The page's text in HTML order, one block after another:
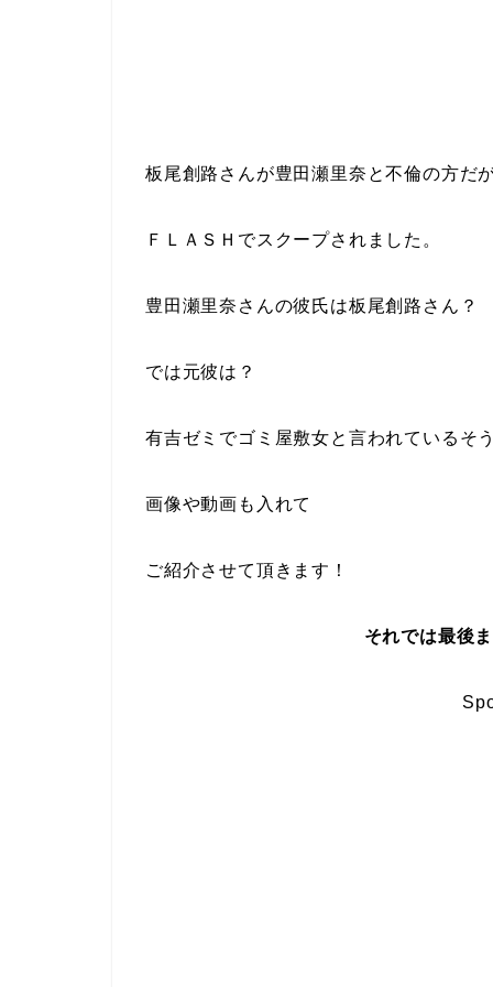
板尾創路さんが豊田瀬里奈と不倫の方だ
ＦＬＡＳＨでスクープされました。
豊田瀬里奈さんの彼氏は板尾創路さん？
では元彼は？
有吉ゼミでゴミ屋敷女と言われているそ
画像や動画も入れて
ご紹介させて頂きます！
それでは最後